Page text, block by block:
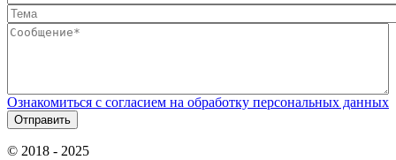
Тема
Сообщение*
Ознакомиться с согласием на обработку персональных данных
© 2018 - 2025